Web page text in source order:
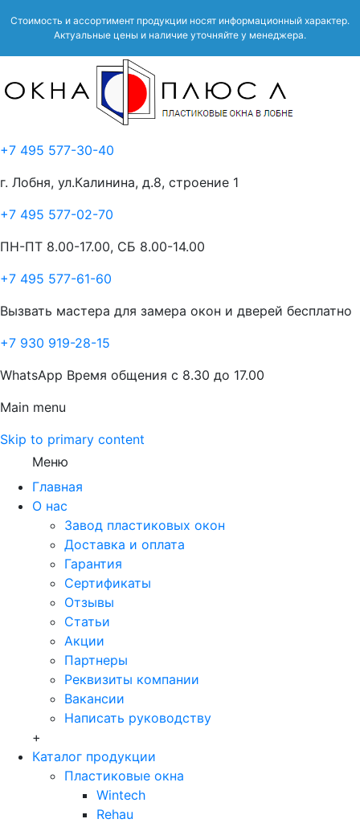
Стоимость и ассортимент продукции носят информационный характер.
Актуальные цены и наличие уточняйте у менеджера.
+7 495 577-30-40
г. Лобня, ул.Калинина, д.8, строение 1
+7 495 577-02-70
ПН-ПТ 8.00-17.00, СБ 8.00-14.00
+7 495 577-61-60
Вызвать мастера для замера окон и дверей бесплатно
+7 930 919-28-15
WhatsApp Время общения с 8.30 до 17.00
Main menu
Skip to primary content
Меню
Главная
О нас
Завод пластиковых окон
Доставка и оплата
Гарантия
Сертификаты
Отзывы
Статьи
Акции
Партнеры
Реквизиты компании
Вакансии
Написать руководству
+
Каталог продукции
Пластиковые окна
Wintech
Rehau